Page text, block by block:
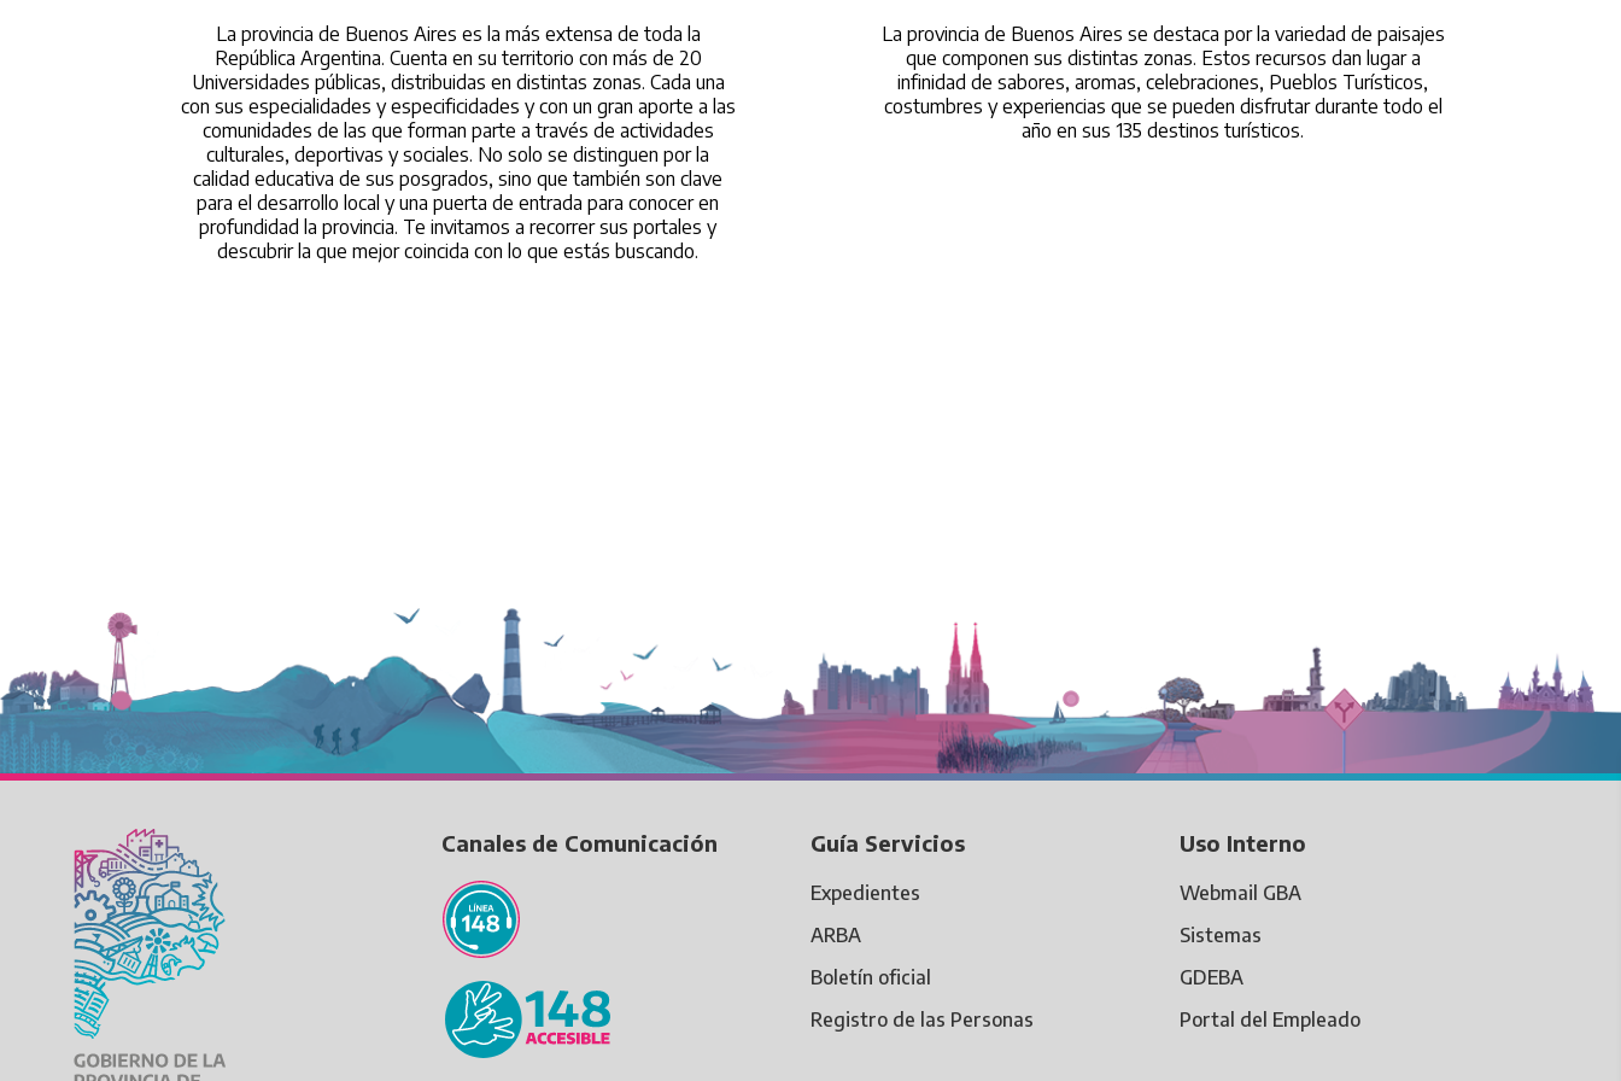
La provincia de Buenos Aires es la más extensa de toda la
República Argentina. Cuenta en su territorio con más de 20
Universidades públicas, distribuidas en distintas zonas. Cada una
con sus especialidades y especificidades y con un gran aporte a las
comunidades de las que forman parte a través de actividades
culturales, deportivas y sociales. No solo se distinguen por la
calidad educativa de sus posgrados, sino que también son clave
para el desarrollo local y una puerta de entrada para conocer en
profundidad la provincia. Te invitamos a recorrer sus portales y
descubrir la que mejor coincida con lo que estás buscando.
La provincia de Buenos Aires se destaca por la variedad de paisajes
que componen sus distintas zonas. Estos recursos dan lugar a
infinidad de sabores, aromas, celebraciones, Pueblos Turísticos,
costumbres y experiencias que se pueden disfrutar durante todo el
año en sus 135 destinos turísticos.
Canales de Comunicación Guía Servicios
Expedientes
ARBA
Boletín oficial
Registro de las Personas
Uso Interno
Webmail GBA
Sistemas
GDEBA
Portal del Empleado